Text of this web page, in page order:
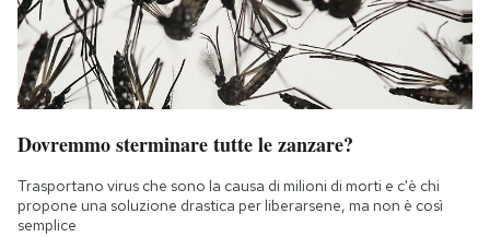
Dovremmo sterminare tutte le zanzare?
Trasportano virus che sono la causa di milioni di morti e c'è chi
propone una soluzione drastica per liberarsene, ma non è così
semplice